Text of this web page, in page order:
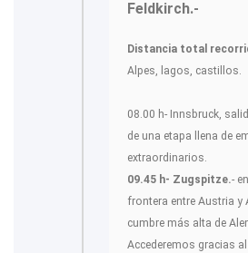
Feldkirch.-
Distancia total
Alpes, lagos, castillos.
08.00 h- Innsbruck,
de una etapa llena de
extraordinarios.
09.45 h- Zugspitze.-
frontera entre Austria y
cumbre más alta de
Accederemos gracias